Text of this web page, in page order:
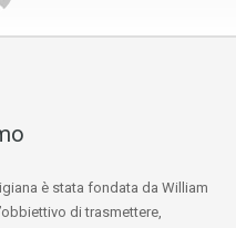
è stata fondata da William
di trasmettere,